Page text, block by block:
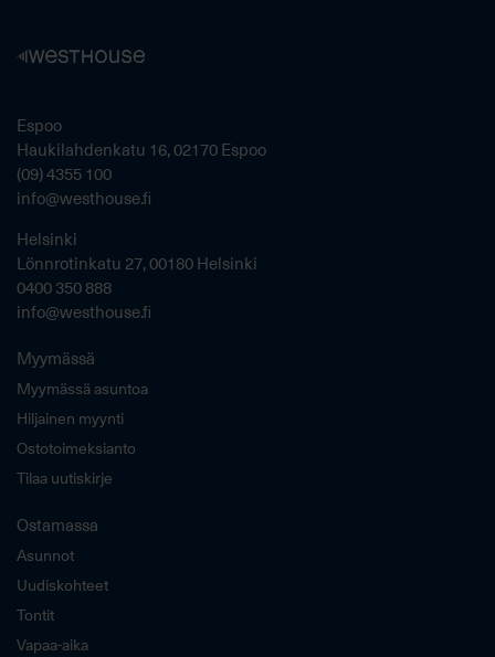
Espoo
Haukilahdenkatu 16, 02170 Espoo
(09) 4355 100
info@westhouse.fi
Helsinki
Lönnrotinkatu 27, 00180 Helsinki
0400 350 888
info@westhouse.fi
Myymässä
Myymässä asuntoa
Hiljainen myynti
Ostotoimeksianto
Tilaa uutiskirje
Ostamassa
Asunnot
Uudiskohteet
Tontit
Vapaa-aika